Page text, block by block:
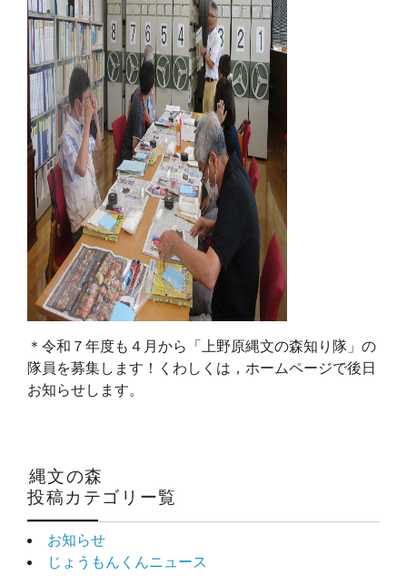
縄文の森
投稿カテゴリー覧
お知らせ
じょうもんくんニュース
＊令和７年度も４月から「上野原縄文の森知り隊」の
隊員を募集します！くわしくは，ホームページで後日
お知らせします。